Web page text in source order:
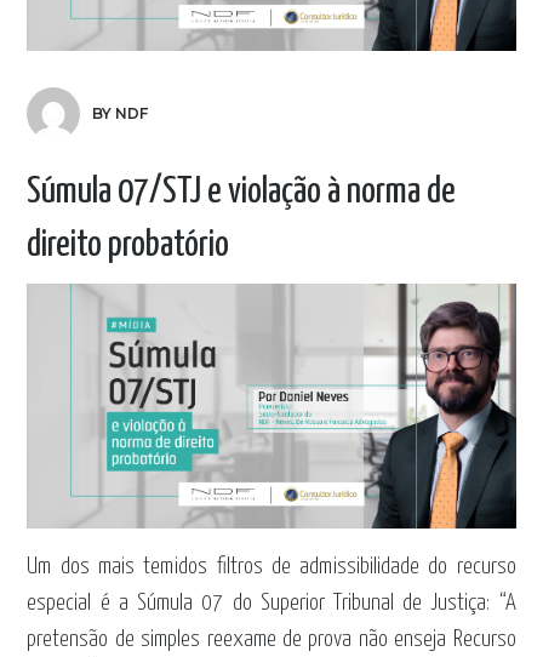
BY NDF
Súmula 07/STJ e violação à norma de
direito probatório
Um dos mais temidos filtros de admissibilidade do recurso
especial é a Súmula 07 do Superior Tribunal de Justiça: “A
pretensão de simples reexame de prova não enseja Recurso